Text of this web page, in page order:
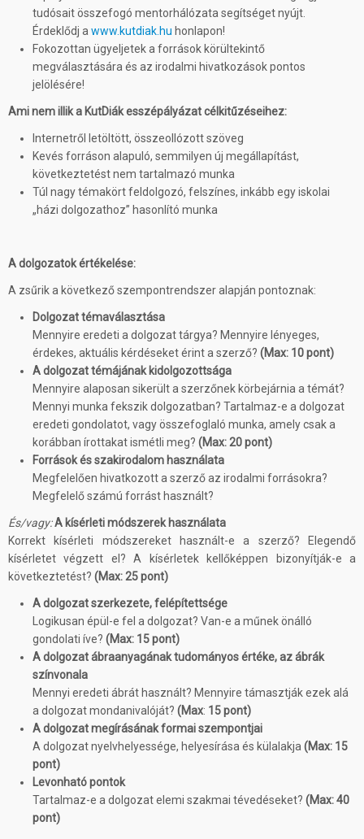
tudósait összefogó mentorhálózata segítséget nyújt.
Érdeklődj a www.kutdiak.hu honlapon!
Fokozottan ügyeljetek a források körültekintő
megválasztására és az irodalmi hivatkozások pontos
jelölésére!
Ami nem illik a KutDiák esszépályázat célkitűzéseihez:
Internetről letöltött, összeollózott szöveg
Kevés forráson alapuló, semmilyen új megállapítást,
következtetést nem tartalmazó munka
Túl nagy témakört feldolgozó, felszínes, inkább egy iskolai
„házi dolgozathoz” hasonlító munka
A dolgozatok értékelése:
A zsűrik a következő szempontrendszer alapján pontoznak:
Dolgozat témaválasztása
Mennyire eredeti a dolgozat tárgya? Mennyire lényeges,
érdekes, aktuális kérdéseket érint a szerző? (Max: 10 pont)
A dolgozat témájának kidolgozottsága
Mennyire alaposan sikerült a szerzőnek körbejárnia a témát?
Mennyi munka fekszik dolgozatban? Tartalmaz-e a dolgozat
eredeti gondolatot, vagy összefoglaló munka, amely csak a
korábban írottakat ismétli meg? (Max: 20 pont)
Források és szakirodalom használata
Megfelelően hivatkozott a szerző az irodalmi forrásokra?
Megfelelő számú forrást használt?
És/vagy:A kísérleti módszerek használata
Korrekt kísérleti módszereket használt-e a szerző? Elegendő
kísérletet végzett el? A kísérletek kellőképpen bizonyítják-e a
következtetést? (Max: 25 pont)
A dolgozat szerkezete, felépítettsége
Logikusan épül-e fel a dolgozat? Van-e a műnek önálló
gondolati íve? (Max: 15 pont)
A dolgozat ábraanyagának tudományos értéke, az ábrák
színvonala
Mennyi eredeti ábrát használt? Mennyire támasztják ezek alá
a dolgozat mondanivalóját? (Max: 15 pont)
A dolgozat megírásának formai szempontjai
A dolgozat nyelvhelyessége, helyesírása és külalakja (Max: 15
pont)
Levonható pontok
Tartalmaz-e a dolgozat elemi szakmai tévedéseket? (Max: 40
pont)